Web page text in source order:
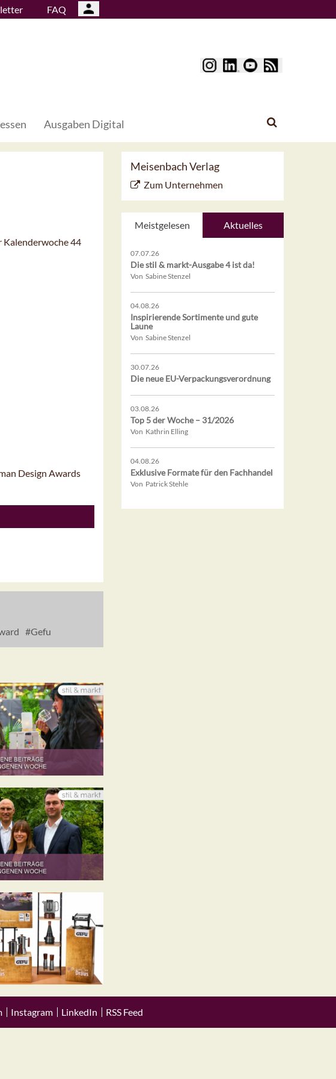
FAQ
Ausgaben Digital
Kalenderwoche 44
Design Awards
Gefu
Meisenbach Verlag
Zum Unternehmen
Meistgelesen Aktuelles
07.07.26
Die stil & markt-Ausgabe 4 ist da!
Von Sabine Stenzel
04.08.26
Inspirierende Sortimente und gute
Laune
Von Sabine Stenzel
30.07.26
Die neue EU-Verpackungsverordnung
03.08.26
Top 5 der Woche – 31/2026
Von Kathrin Elling
04.08.26
Exklusive Formate für den Fachhandel
Von Patrick Stehle
Instagram LinkedIn RSS Feed